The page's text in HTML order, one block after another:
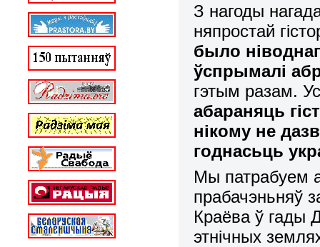
З нагоды
няпростай
было
ўспрымалі
гэтым разам.
абараняць
нікому не
годнасьць
Мы патрабуем
прабачэньняў
Краёва ў гады
этнічных